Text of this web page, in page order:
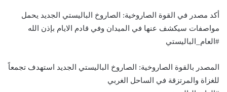
أكد مصدر في القوة الصاروخية: الصاروخ الباليستي الجديد يحمل
مواصفات سيكشف عنها في الميدان وفي قادم الايام بإذن الله
#العام_الباليستي
المصدر بالقوة الصاروخية: الصاروخ الباليستي الجديد استهدف تجمعاً
للغزاة والمرتزقة في الساحل الغربي